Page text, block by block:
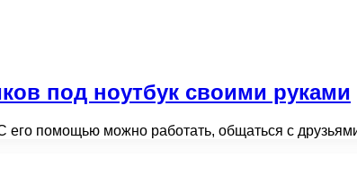
под ноутбук своими руками
его помощью можно работать, общаться с